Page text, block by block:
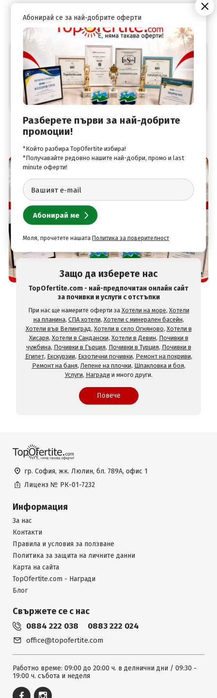
Абонирай се за най-добрите оферти
Защо да изберете нас
TopOfertite.com - най-предпочитан онлайн сайт
за почивки и услуги с отстъпки
При нас ще намерите оферти за Хотели на море, Хотели
на планина, СПА хотели, Хотели с минерален басейн,
Хотели във Велинград, Хотели в село Огняново, Хотели в
Хисаря, Хотели в Сандански, Хотели в Девин, Почивки в
чужбина, Почивки в Гърция, Почивки в Турция, Почивки в
Египет, Екскурзии, Екзотични почивки, Ремонт на покриви,
Ремонт на баня, Лепене на плочки, Шпакловка и боя,
Услуги, Награди и много други.
Повече
гр. София, жк. Люлин, бл. 789А, офис 1
Лиценз № РК-01-7232
Информация
За нас
Контакти
Правила и условия за ползване
Политика за защита на личните данни
Карта на сайта
TopOfertite.com - Награди
Блог
Свържете се с нас
0884 222 038 0883 222 024
office@topofertite.com
Работно време: 09:00 до 20:00 ч. в делнични дни / 09:30 -
19:00 ч. събота и неделя
Абонирай се за най-добрите оферти
Разберете първи за най-добрите
промоции!
*Който разбира TopOfertite избира!
*Получавайте редовно нашите най-добри, промо и last
minute оферти!
Моля, прочетете нашатаПолитика за поверителност